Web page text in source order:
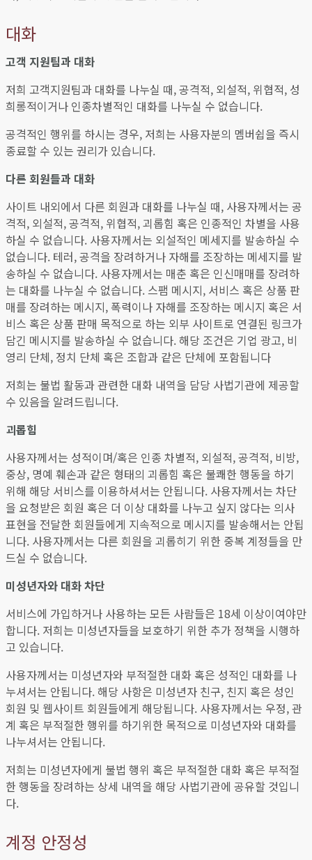
대화
고객 지원팀과 대화
저희 고객지원팀과 대화를 나누실 때, 공격적, 외설적, 위협적, 성
희롱적이거나 인종차별적인 대화를 나누실 수 없습니다.
공격적인 행위를 하시는 경우, 저희는 사용자분의 멤버쉽을 즉시
종료할 수 있는 권리가 있습니다.
다른 회원들과 대화
사이트 내외에서 다른 회원과 대화를 나누실 때, 사용자께서는 공
격적, 외설적, 공격적, 위협적, 괴롭힘 혹은 인종적인 차별을 사용
하실 수 없습니다. 사용자께서는 외설적인 메세지를 발송하실 수
없습니다. 테러, 공격을 장려하거나 자해를 조장하는 메세지를 발
송하실 수 없습니다. 사용자께서는 매춘 혹은 인신매매를 장려하
는 대화를 나누실 수 없습니다. 스팸 메시지, 서비스 혹은 상품 판
매를 장려하는 메시지, 폭력이나 자해를 조장하는 메시지 혹은 서
비스 혹은 상품 판매 목적으로 하는 외부 사이트로 연결된 링크가
담긴 메시지를 발송하실 수 없습니다. 해당 조건은 기업 광고, 비
영리 단체, 정치 단체 혹은 조합과 같은 단체에 포함됩니다
저희는 불법 활동과 관련한 대화 내역을 담당 사법기관에 제공할
수 있음을 알려드립니다.
괴롭힘
사용자께서는 성적이며/혹은 인종 차별적, 외설적, 공격적, 비방,
중상, 명예 훼손과 같은 형태의 괴롭힘 혹은 불쾌한 행동을 하기
위해 해당 서비스를 이용하셔서는 안됩니다. 사용자께서는 차단
을 요청받은 회원 혹은 더 이상 대화를 나누고 싶지 않다는 의사
표현을 전달한 회원들에게 지속적으로 메시지를 발송해서는 안됩
니다. 사용자께서는 다른 회원을 괴롭히기 위한 중복 계정들을 만
드실 수 없습니다.
미성년자와 대화 차단
서비스에 가입하거나 사용하는 모든 사람들은 18세 이상이여야만
합니다. 저희는 미성년자들을 보호하기 위한 추가 정책을 시행하
고 있습니다.
사용자께서는 미성년자와 부적절한 대화 혹은 성적인 대화를 나
누셔서는 안됩니다. 해당 사항은 미성년자 친구, 친지 혹은 성인
회원 및 웹사이트 회원들에게 해당됩니다. 사용자께서는 우정, 관
계 혹은 부적절한 행위를 하기위한 목적으로 미성년자와 대화를
나누셔서는 안됩니다.
저희는 미성년자에게 불법 행위 혹은 부적절한 대화 혹은 부적절
한 행동을 장려하는 상세 내역을 해당 사법기관에 공유할 것입니
다.
계정 안정성